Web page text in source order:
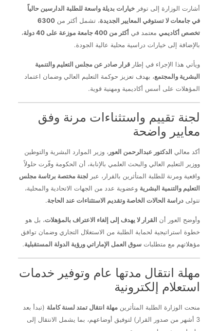
أشارت الوزارة إلى توفر خيارات بديلة واسعة للطلبة الدارسين حالياً
في جامعات لا تستوفي المعايير الجديدة، تشمل أكثر من 6300
تخصص أكاديمي معتمد في أكثر من 400 جامعة موزعة على 40 دولة
،
بالإضافة إلى خيارات دراسية محلية عالية الجودة.
ويأتي هذا الإجراء في إطار قرار صادر عن مجلس التعليم والتنمية
البشرية والمجتمع، بهدف تعزيز حوكمة التعليم العالي وضمان اعتماد
المؤهلات على أسس أكاديمية ومهنية قوية.
لجنة تقييم واستثناءات مرنة وفق
معايير واضحة
أكد معالي الدكتور عبدالرحمن العور ، وزير الموارد البشرية والتوطين
ووزير التعليم العالي والبحث العلمي بالإنابة، أن الحكومة وفّرت حلولاً
واقعية ومرنة للطلبة المتأثرين بالقرار، عبر لجنة مختصة برئاسة مجلس
التعليم والتنمية البشرية وعضوية عدد من الجهات الاتحادية والمحلية،
تتولى دراسة الحالات الخاصة وتقديم الاستثناءات عند الحاجة.
وأوضح العور أن القرار لا يهدف إلى إلغاء الاعتراف بالمؤهلات، بل هو
خطوة استراتيجية لحماية الطلبة من الاستغلال التجاري وضمان توافق
مؤهلاتهم مع متطلبات سوق العمل الإماراتي ورؤية الدولة المستقبلية.
مهلة انتقال مدتها عام وتوفير خدمات
استعلام إلكترونية
منحت الوزارة الطلبة المتأثرين مهلة انتقال تمتد لسنة كاملة (تبدأ بعد
3 أشهر من صدور القرار) لتوفيق أوضاعهم، بما يشمل الانتقال إلى